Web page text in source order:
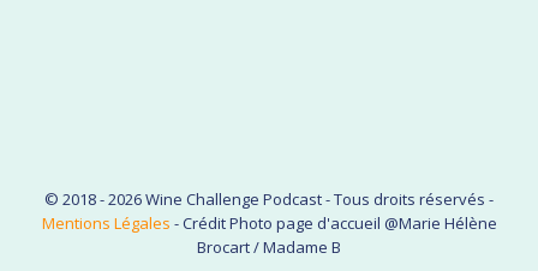
© 2018 - 2026 Wine Challenge Podcast - Tous droits réservés -
Mentions Légales - Crédit Photo page d'accueil @Marie Hélène
Brocart / Madame B